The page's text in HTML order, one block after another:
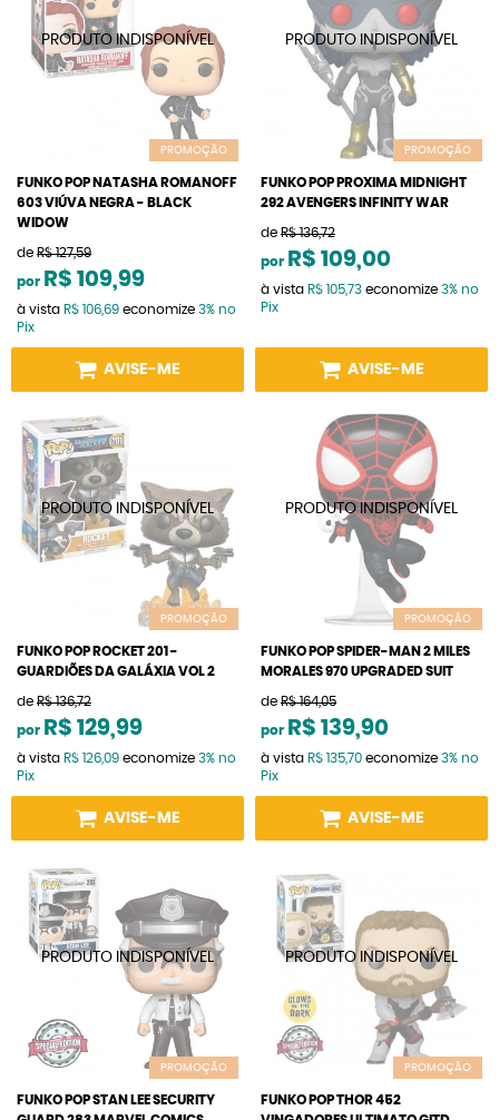
PROMOÇÃO
FUNKO POP NATASHA ROMANOFF
603 VIÚVA NEGRA - BLACK
WIDOW
de R$ 127,59
por R$ 109,99
à vista R$ 106,69 economize 3% no
Pix
AVISE-ME
PROMOÇÃO
FUNKO POP PROXIMA MIDNIGHT
292 AVENGERS INFINITY WAR
de R$ 136,72
por R$ 109,00
à vista R$ 105,73 economize 3% no
Pix
AVISE-ME
PROMOÇÃO
FUNKO POP ROCKET 201 -
GUARDIÕES DA GALÁXIA VOL 2
de R$ 136,72
por R$ 129,99
à vista R$ 126,09 economize 3% no
Pix
AVISE-ME
PROMOÇÃO
FUNKO POP SPIDER-MAN 2 MILES
MORALES 970 UPGRADED SUIT
de R$ 164,05
por R$ 139,90
à vista R$ 135,70 economize 3% no
Pix
AVISE-ME
PROMOÇÃO
FUNKO POP STAN LEE SECURITY
PROMOÇÃO
FUNKO POP THOR 452